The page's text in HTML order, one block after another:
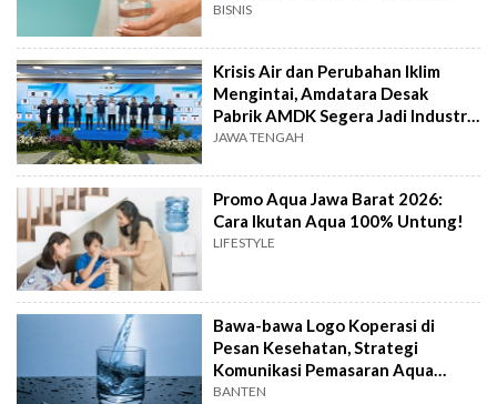
BISNIS
Krisis Air dan Perubahan Iklim
Mengintai, Amdatara Desak
Pabrik AMDK Segera Jadi Industri
Hijau
JAWA TENGAH
Promo Aqua Jawa Barat 2026:
Cara Ikutan Aqua 100% Untung!
LIFESTYLE
Bawa-bawa Logo Koperasi di
Pesan Kesehatan, Strategi
Komunikasi Pemasaran Aqua
Menuai Kritik
BANTEN